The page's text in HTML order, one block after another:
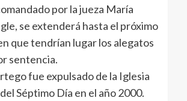
por la jueza María
se extenderá hasta el próximo
que tendrían lugar los alegatos
sentencia.
fue expulsado de la Iglesia
Séptimo Día en el año 2000.